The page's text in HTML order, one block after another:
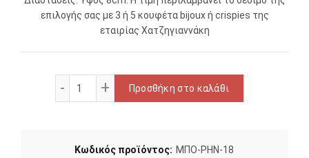
επιλογής σας με 3 ή 5 κουφέτα bijoux ή crispies της
εταιρίας Χατζηγιαννάκη
Μπομπονιέρα γάμου ποσότητα
Προσθήκη στο καλάθι
Κωδικός προϊόντος: ΜΠΟ-ΡΗΝ-18